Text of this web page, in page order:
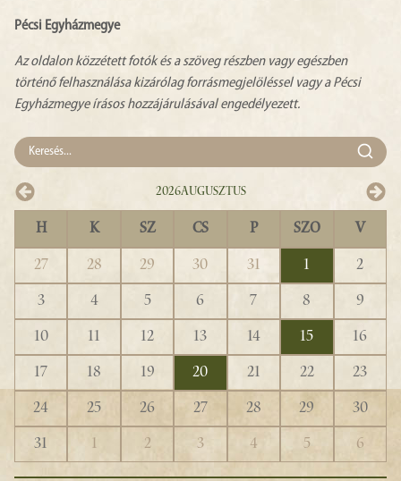
Pécsi Egyházmegye
Az oldalon közzétett fotók és a szöveg részben vagy egészben
történő felhasználása kizárólag forrásmegjelöléssel vagy a Pécsi
Egyházmegye írásos hozzájárulásával engedélyezett.
2026Augusztus
H K SZ CS P SZO V
27 28 29 30 31 1
2
3
4 5 6 7 8
9
10
11 12 13 14 15
16
17
18 19 20 21 22
23
24
25 26 27 28 29
30
31
1 2 3 4 5 6